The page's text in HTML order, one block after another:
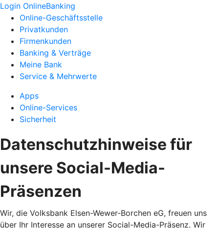
Login OnlineBanking
Online-Geschäftsstelle
Privatkunden
Firmenkunden
Banking & Verträge
Meine Bank
Service & Mehrwerte
Apps
Online-Services
Sicherheit
Datenschutzhinweise für
unsere Social-Media-
Präsenzen
Wir, die Volksbank Elsen-Wewer-Borchen eG, freuen uns
über Ihr Interesse an unserer Social-Media-Präsenz. Wir